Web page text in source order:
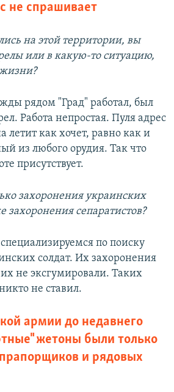
не спрашивает
на этой территории, вы
или в какую-то ситуацию,
рядом "Град" работал, был
Работа непростая. Пуля адрес
летит как хочет, равно как и
из любого орудия. Так что
присутствует.
захоронения украинских
сепаратистов?
по поиску
солдат. Их захоронения
не эксгумировали. Таких
не ставил.
армии до недавнего
жетоны были только
и рядовых